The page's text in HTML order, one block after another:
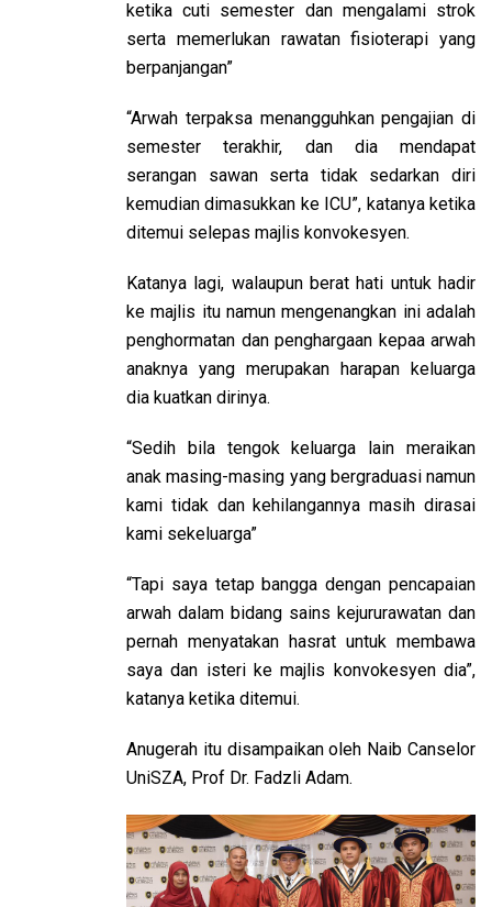
ketika cuti semester dan mengalami strok
serta memerlukan rawatan fisioterapi yang
berpanjangan”
“Arwah terpaksa menangguhkan pengajian di
semester terakhir, dan dia mendapat
serangan sawan serta tidak sedarkan diri
kemudian dimasukkan ke ICU”, katanya ketika
ditemui selepas majlis konvokesyen.
Katanya lagi, walaupun berat hati untuk hadir
ke majlis itu namun mengenangkan ini adalah
penghormatan dan penghargaan kepaa arwah
anaknya yang merupakan harapan keluarga
dia kuatkan dirinya.
“Sedih bila tengok keluarga lain meraikan
anak masing-masing yang bergraduasi namun
kami tidak dan kehilangannya masih dirasai
kami sekeluarga”
“Tapi saya tetap bangga dengan pencapaian
arwah dalam bidang sains kejururawatan dan
pernah menyatakan hasrat untuk membawa
saya dan isteri ke majlis konvokesyen dia”,
katanya ketika ditemui.
Anugerah itu disampaikan oleh Naib Canselor
UniSZA, Prof Dr. Fadzli Adam.